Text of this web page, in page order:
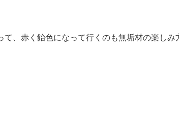
、赤く飴色になって行くのも無垢材の楽しみ